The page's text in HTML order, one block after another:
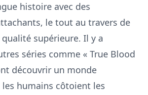
histoire avec des
le tout au travers de
supérieure. Il y a
séries comme « True Blood
découvrir un monde
humains côtoient les